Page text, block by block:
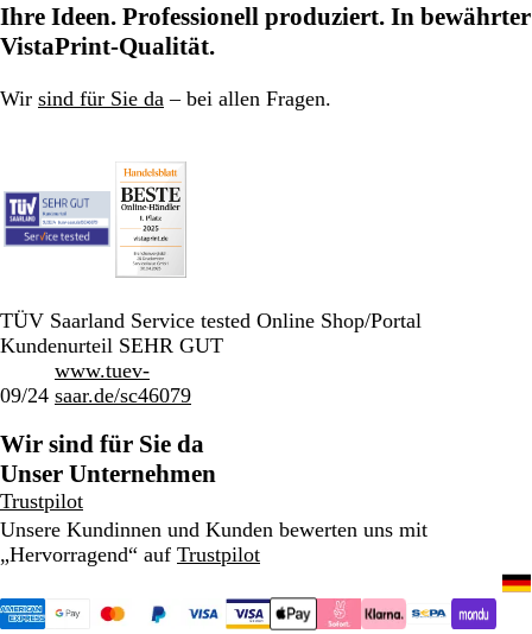
Ihre Ideen. Professionell produziert. In bewährter
VistaPrint-Qualität.
Wir sind für Sie da – bei allen Fragen.
TÜV Saarland Service tested Online Shop/Portal
Kundenurteil SEHR GUT
09/24
www.tuev-
saar.de/sc46079
Wir sind für Sie da
Unser Unternehmen
Trustpilot
Unsere Kundinnen und Kunden bewerten uns mit
„Hervorragend“ auf Trustpilot